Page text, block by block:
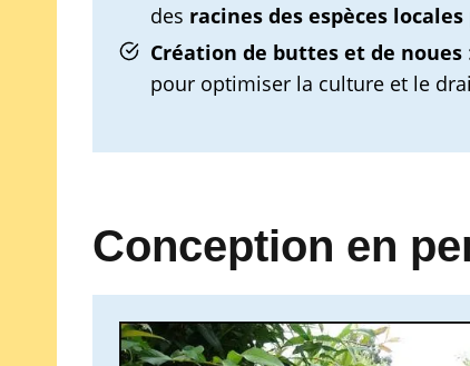
des racines des espèces locales
Création de buttes et de noues
pour optimiser la culture et le
Conception en